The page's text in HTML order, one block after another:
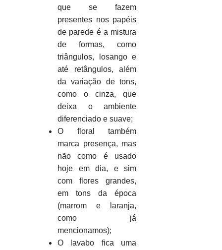
que se fazem
presentes nos papéis
de parede é a mistura
de formas, como
triângulos, losango e
até retângulos, além
da variação de tons,
como o cinza, que
deixa o ambiente
diferenciado e suave;
O floral também
marca presença, mas
não como é usado
hoje em dia, e sim
com flores grandes,
em tons da época
(marrom e laranja,
como já
mencionamos);
O lavabo fica uma